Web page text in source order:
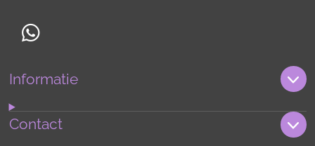
W
a
s
Informatie
Contact